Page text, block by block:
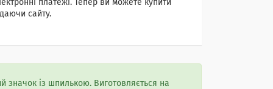
платежі. Тепер ви можете купити
сайту.
значок із шпилькою. Виготовляється на